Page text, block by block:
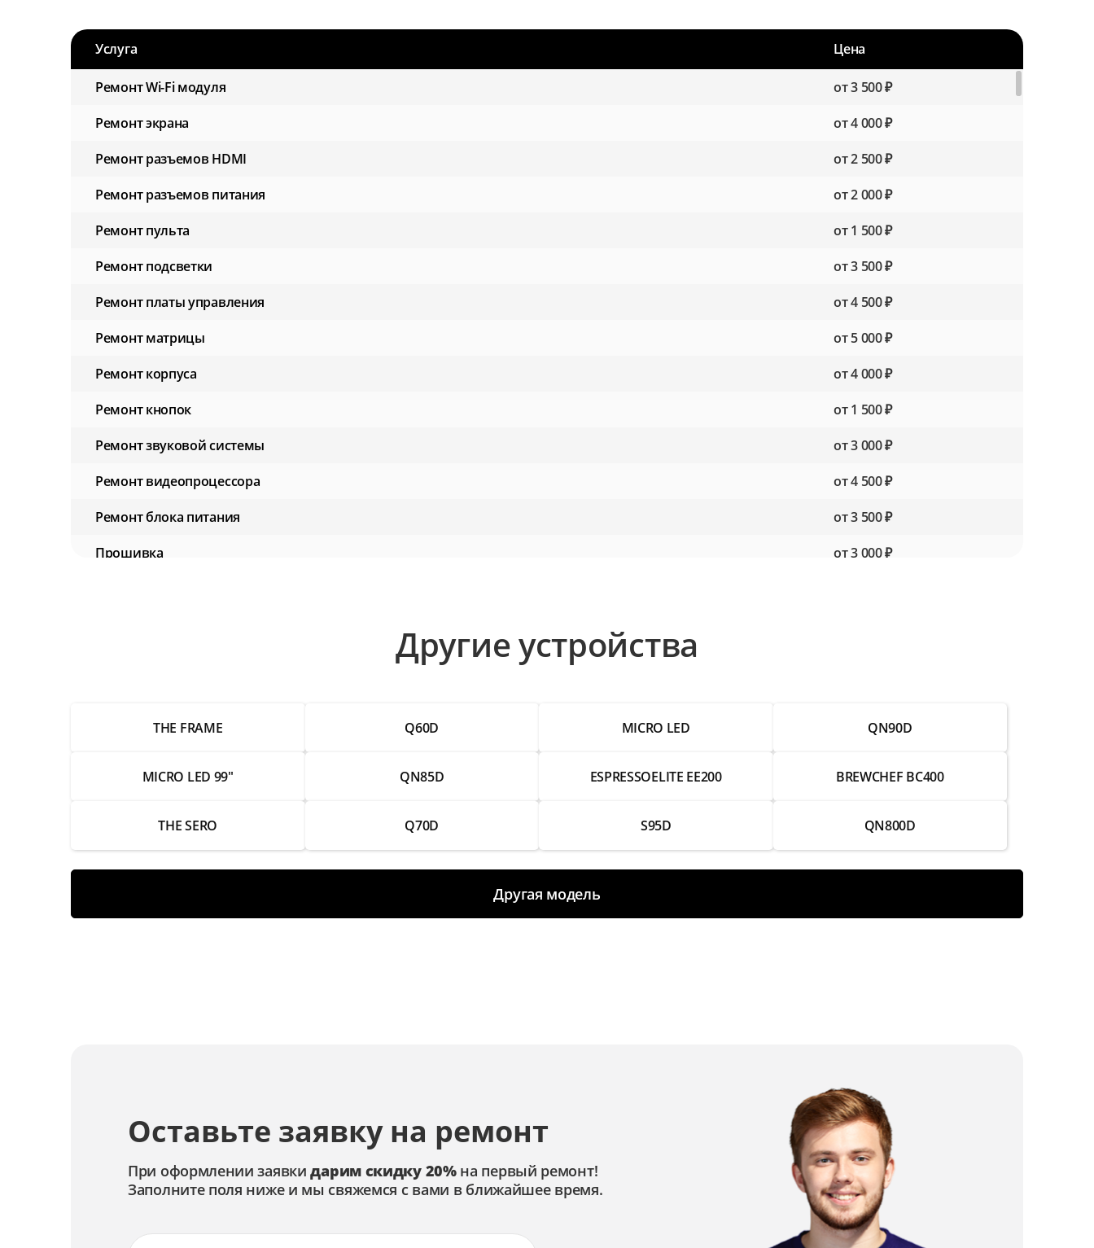
Услуга Цена
Ремонт Wi-Fi модуля
от 3 500 ₽
Ремонт экрана
от 4 000 ₽
Ремонт разъемов HDMI
от 2 500 ₽
Ремонт разъемов питания
от 2 000 ₽
Ремонт пульта
от 1 500 ₽
Ремонт подсветки
от 3 500 ₽
Ремонт платы управления
от 4 500 ₽
Ремонт матрицы
от 5 000 ₽
Ремонт корпуса
от 4 000 ₽
Ремонт кнопок
от 1 500 ₽
Ремонт звуковой системы
от 3 000 ₽
Ремонт видеопроцессора
от 4 500 ₽
Ремонт блока питания
от 3 500 ₽
Прошивка
от 3 000 ₽
Замена разъемов питания
от 3 000 ₽
Замена пульта
от 1 500 ₽
Замена матрицы
от 6 000 ₽
Другие устройства
THE FRAME Q60D MICRO LED QN90D
MICRO LED 99" QN85D ESPRESSOELITE EE200 BREWCHEF BC400
THE SERO Q70D S95D QN800D
Другая модель
Оставьте заявку на ремонт
При оформлении заявкидарим скидку 20%на первый ремонт!
Заполните поля ниже и мы свяжемся с вами в ближайшее время.